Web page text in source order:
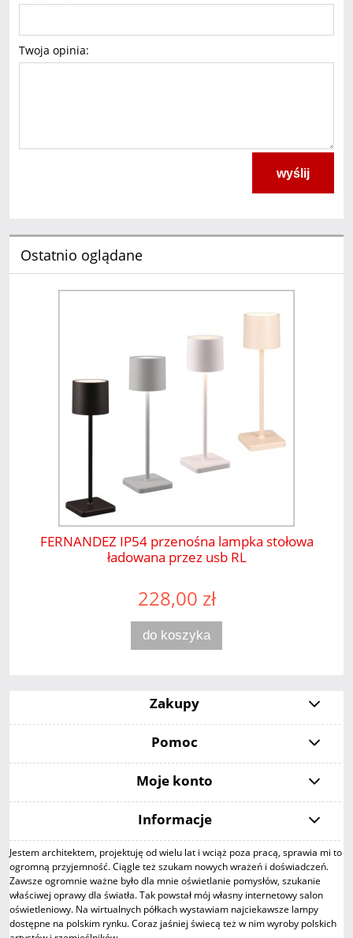
Twoja opinia:
wyślij
Ostatnio oglądane
FERNANDEZ IP54 przenośna lampka stołowa
ładowana przez usb RL
228,00 zł
do koszyka
Zakupy
Pomoc
Moje konto
Informacje
Jestem architektem, projektuję od wielu lat i wciąż poza pracą, sprawia mi to
ogromną przyjemność. Ciągle też szukam nowych wrażeń i doświadczeń.
Zawsze ogromnie ważne było dla mnie oświetlanie pomysłów, szukanie
właściwej oprawy dla światła. Tak powstał mój własny internetowy salon
oświetleniowy. Na wirtualnych półkach wystawiam najciekawsze lampy
dostępne na polskim rynku. Coraz jaśniej świecą też w nim wyroby polskich